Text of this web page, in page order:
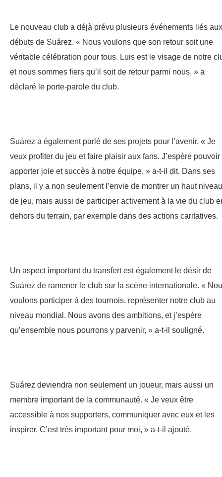
Le nouveau club a déjà prévu plusieurs événements liés aux
débuts de Suárez. « Nous voulons que son retour soit une
véritable célébration pour tous. Luis est le visage de notre
et nous sommes fiers qu’il soit de retour parmi nous, » a
déclaré le porte-parole du club.
Suárez a également parlé de ses projets pour l’avenir. « Je
veux profiter du jeu et faire plaisir aux fans. J’espère pouvoir
apporter joie et succès à notre équipe, » a-t-il dit. Dans ses
plans, il y a non seulement l’envie de montrer un haut niveau
de jeu, mais aussi de participer activement à la vie du club
dehors du terrain, par exemple dans des actions caritatives.
Un aspect important du transfert est également le désir de
Suárez de ramener le club sur la scène internationale. «
voulons participer à des tournois, représenter notre club au
niveau mondial. Nous avons des ambitions, et j’espère
qu’ensemble nous pourrons y parvenir, » a-t-il souligné.
Suárez deviendra non seulement un joueur, mais aussi un
membre important de la communauté. « Je veux être
accessible à nos supporters, communiquer avec eux et les
inspirer. C’est très important pour moi, » a-t-il ajouté.